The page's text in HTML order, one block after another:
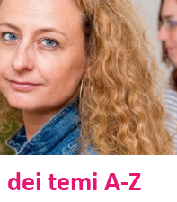
dei temi A-Z